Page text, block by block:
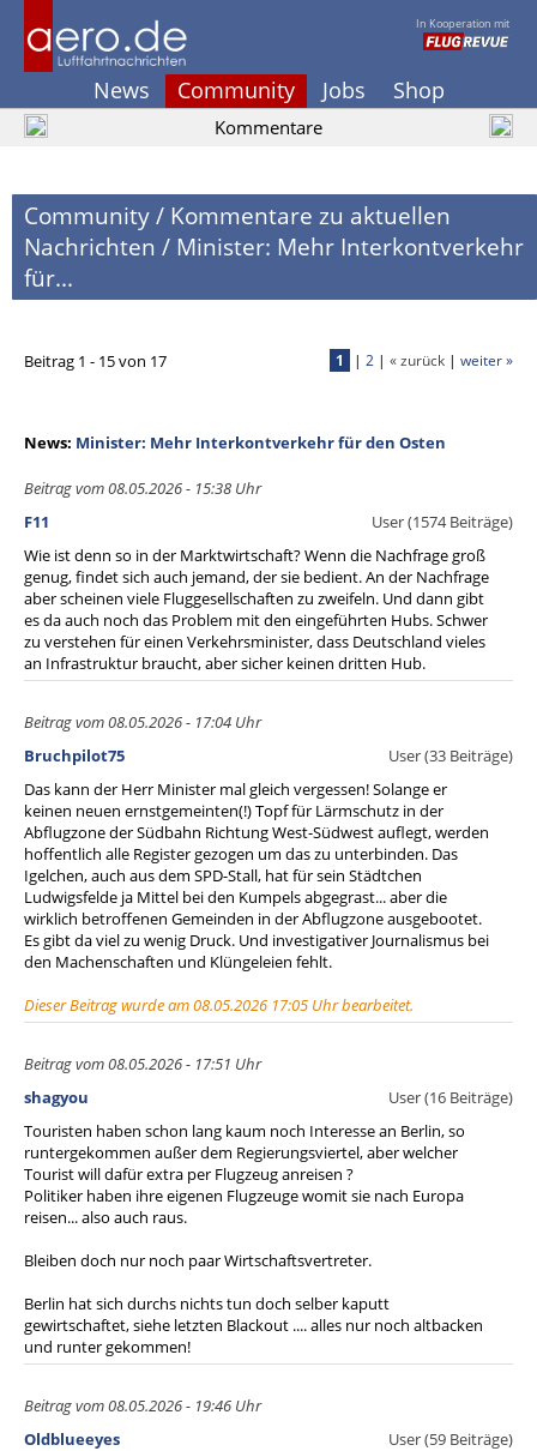
In Kooperation mit
News Community Jobs Shop
Kommentare
Community/ Kommentare zu aktuellen
Nachrichten / Minister: Mehr Interkontverkehr
für...
Beitrag 1 - 15 von 17 1 | 2 | « zurück | weiter »
News: Minister: Mehr Interkontverkehr für den Osten
Beitrag vom 08.05.2026 - 15:38 Uhr
F11
User (1574 Beiträge)
Wie ist denn so in der Marktwirtschaft? Wenn die Nachfrage groß
genug, findet sich auch jemand, der sie bedient. An der Nachfrage
aber scheinen viele Fluggesellschaften zu zweifeln. Und dann gibt
es da auch noch das Problem mit den eingeführten Hubs. Schwer
zu verstehen für einen Verkehrsminister, dass Deutschland vieles
an Infrastruktur braucht, aber sicher keinen dritten Hub.
Beitrag vom 08.05.2026 - 17:04 Uhr
Bruchpilot75
User (33 Beiträge)
Das kann der Herr Minister mal gleich vergessen! Solange er
keinen neuen ernstgemeinten(!) Topf für Lärmschutz in der
Abflugzone der Südbahn Richtung West-Südwest auflegt, werden
hoffentlich alle Register gezogen um das zu unterbinden. Das
Igelchen, auch aus dem SPD-Stall, hat für sein Städtchen
Ludwigsfelde ja Mittel bei den Kumpels abgegrast... aber die
wirklich betroffenen Gemeinden in der Abflugzone ausgebootet.
Es gibt da viel zu wenig Druck. Und investigativer Journalismus bei
den Machenschaften und Klüngeleien fehlt.
Dieser Beitrag wurde am 08.05.2026 17:05 Uhr bearbeitet.
Beitrag vom 08.05.2026 - 17:51 Uhr
shagyou
User (16 Beiträge)
Touristen haben schon lang kaum noch Interesse an Berlin, so
runtergekommen außer dem Regierungsviertel, aber welcher
Tourist will dafür extra per Flugzeug anreisen ?
Politiker haben ihre eigenen Flugzeuge womit sie nach Europa
reisen... also auch raus.
Bleiben doch nur noch paar Wirtschaftsvertreter.
Berlin hat sich durchs nichts tun doch selber kaputt
gewirtschaftet, siehe letzten Blackout .... alles nur noch altbacken
und runter gekommen!
Beitrag vom 08.05.2026 - 19:46 Uhr
Oldblueeyes
User (59 Beiträge)